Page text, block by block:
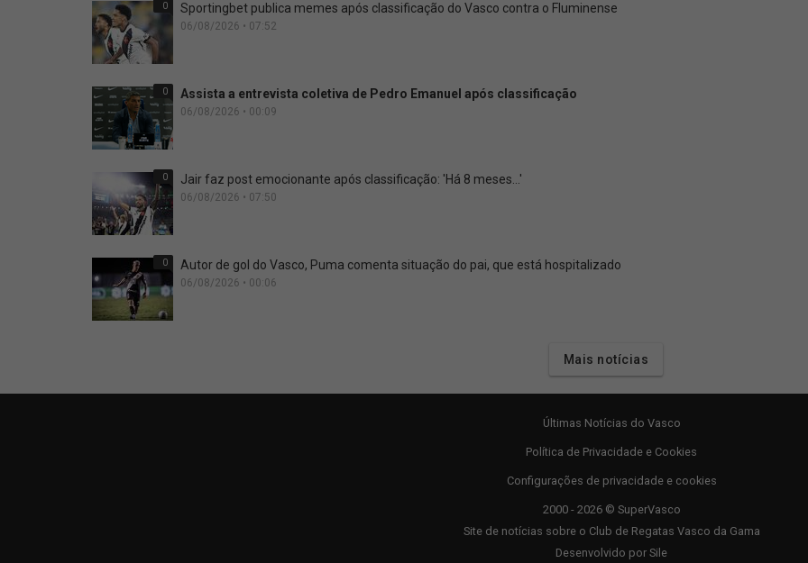
0 Sportingbet publica memes após classificação do Vasco contra o Fluminense
06/08/2026 • 07:52
0 Assista a entrevista coletiva de Pedro Emanuel após classificação
06/08/2026 • 00:09
0 Jair faz post emocionante após classificação: 'Há 8 meses...'
06/08/2026 • 07:50
0 Autor de gol do Vasco, Puma comenta situação do pai, que está hospitalizado
06/08/2026 • 00:06
Mais notícias
Últimas Notícias do Vasco
Política de Privacidade e Cookies
Configurações de privacidade e cookies
2000 - 2026 © SuperVasco
Site de notícias sobre o Club de Regatas Vasco da Gama
Desenvolvido por Sile